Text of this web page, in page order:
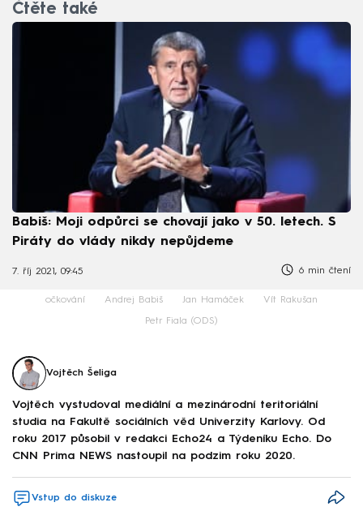
Čtěte také
Babiš: Moji odpůrci se chovají jako v 50. letech. S
Piráty do vlády nikdy nepůjdeme
7. říj 2021, 09:45 6 min čtení
očkování Andrej Babiš Jan Hamáček Vít Rakušan
Petr Fiala (ODS)
Vojtěch Šeliga
Vojtěch vystudoval mediální a mezinárodní teritoriální
studia na Fakultě sociálních věd Univerzity Karlovy. Od
roku 2017 působil v redakci Echo24 a Týdeníku Echo. Do
CNN Prima NEWS nastoupil na podzim roku 2020.
Vstup do diskuze